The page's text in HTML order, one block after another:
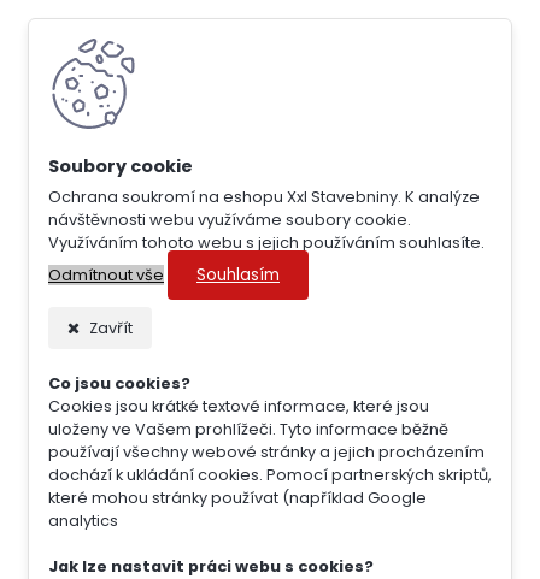
Ochrana soukromí na eshopu Xxl Stavebniny. K analýze
návštěvnosti webu využíváme soubory cookie.
Využíváním tohoto webu s jejich používáním souhlasíte.
Odmítnout vše
Souhlasím
Zavřít
Co jsou cookies?
Cookies jsou krátké textové informace, které jsou
uloženy ve Vašem prohlížeči. Tyto informace běžně
používají všechny webové stránky a jejich procházením
dochází k ukládání cookies. Pomocí partnerských skriptů,
které mohou stránky používat (například Google
analytics
Jak lze nastavit práci webu s cookies?